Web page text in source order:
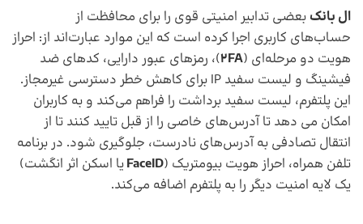
ال بانک بعضی تدابیر امنیتی قوی را برای محافظت از
حساب‌های کاربری اجرا کرده است که این موارد عبارت‌اند از: احراز
هویت دو مرحله‌ای (2FA)، رمزهای عبور دارایی، کدهای ضد
فیشینگ و لیست سفید IP برای کاهش خطر دسترسی غیرمجاز.
این پلتفرم، لیست سفید برداشت را فراهم می‌کند و به کاربران
امکان می دهد تا آدرس‌های خاصی را از قبل تایید کنند تا از
انتقال تصادفی به آدرس‌های نادرست، جلوگیری شود. در برنامه
تلفن همراه، احراز هویت بیومتریک (FaceIDیا اسکن اثر انگشت)
یک لایه امنیت دیگر را به پلتفرم اضافه می‌کند.